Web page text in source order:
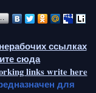
ссылках
сюда
links write here
для